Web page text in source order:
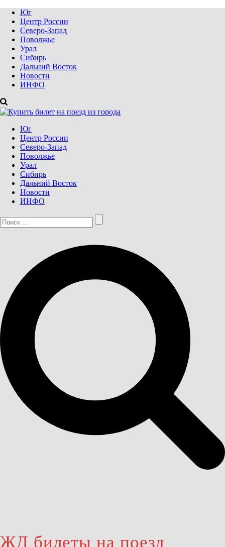
Юг
Центр России
Северо-Запад
Поволжье
Урал
Сибирь
Дальний Восток
Новости
ИНФО
Юг
Центр России
Северо-Запад
Поволжье
Урал
Сибирь
Дальний Восток
Новости
ИНФО
ЖД билеты на поезд